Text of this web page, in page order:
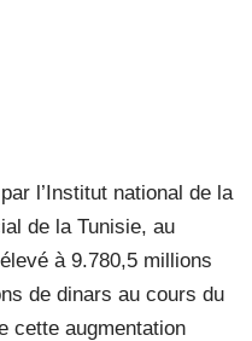
l’Institut national de la
de la Tunisie, au
à 9.780,5 millions
de dinars au cours du
cette augmentation